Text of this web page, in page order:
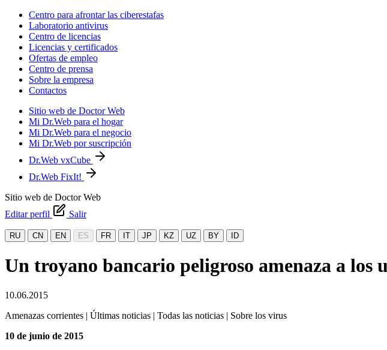
Centro para afrontar las ciberestafas
Laboratorio antivirus
Centro de licencias
Licencias y certificados
Ofertas de empleo
Centro de prensa
Sobre la empresa
Contactos
Sitio web de Doctor Web
Mi Dr.Web para el hogar
Mi Dr.Web para el negocio
Mi Dr.Web por suscripción
Dr.Web vxCube
Dr.Web FixIt!
Sitio web de Doctor Web
Editar perfil
Salir
RU CN EN ES FR IT JP KZ UZ BY ID
Un troyano bancario peligroso amenaza a los
10.06.2015
Amenazas corrientes | Últimas noticias | Todas las noticias | Sobre los virus
10 de junio de 2015